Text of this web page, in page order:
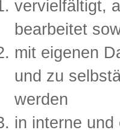
vervielfältigt,
bearbeitet
mit eigenen
und zu
werden
in interne